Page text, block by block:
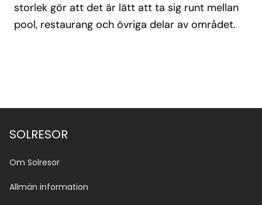
storlek gör att det är lätt att ta sig runt mellan
pool, restaurang och övriga delar av området.
SOLRESOR
Om Solresor
Allmän information